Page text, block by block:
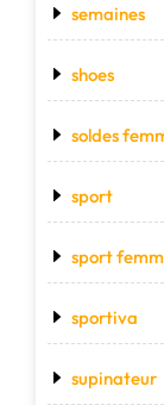
semaines
shoes
soldes
sport
sport
sportiva
supinateur